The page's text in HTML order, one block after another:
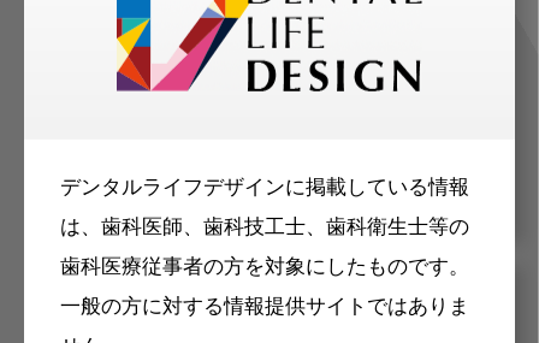
デンタルライフデザインに掲載している情報
は、歯科医師、歯科技工士、歯科衛生士等の
歯科医療従事者の方を対象にしたものです。
一般の方に対する情報提供サイトではありま
科衛生士、歯科技工士）に合わせた内
容のメールマガジンをお届けします。
メリット